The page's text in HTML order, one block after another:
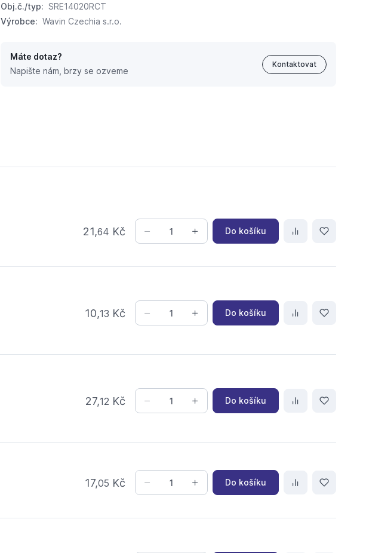
Obj.č./typ: SRE14020RCT
Výrobce: Wavin Czechia s.r.o.
Máte dotaz?
Napište nám, brzy se ozveme
Kontaktovat
21,64 Kč Do košíku
10,13 Kč Do košíku
27,12 Kč Do košíku
17,05 Kč Do košíku